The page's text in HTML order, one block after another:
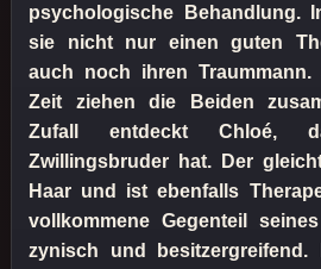
psychologische Behandlung.
sie nicht nur einen guten
auch noch ihren
Zeit ziehen die Beiden
Zufall entdeckt Chloé,
Zwillingsbruder hat. Der
Haar und ist ebenfalls
vollkommene Gegenteil
zynisch und